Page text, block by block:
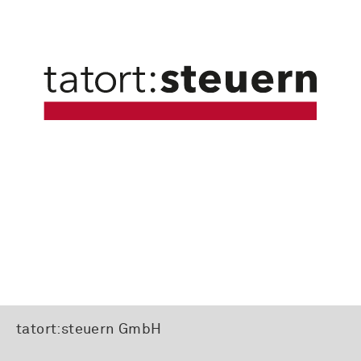
tatort:steuern GmbH